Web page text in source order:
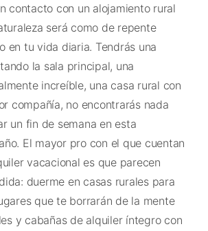
contacto con un alojamiento rural
será como de repente
en tu vida diaria. Tendrás una
la sala principal, una
increíble, una casa rural con
compañía, no encontrarás nada
un fin de semana en esta
El mayor pro con el que cuentan
vacacional es que parecen
duerme en casas rurales para
que te borrarán de la mente
y cabañas de alquiler íntegro con